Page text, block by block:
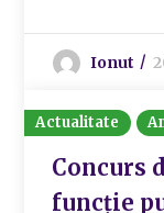
Ionut
Actualitate
Concurs
funcție